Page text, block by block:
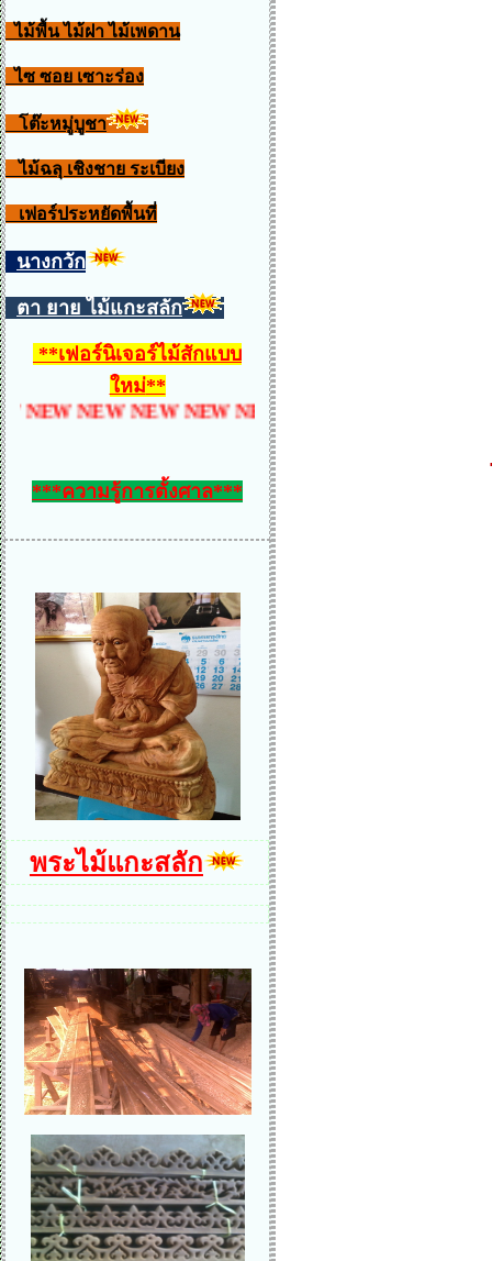
ไม้พื้น ไม้ฝา ไม้เพดาน
ไซ ซอย เซาะร่อง
โต๊ะหมู่บูชา
ไม้ฉลุ เชิงชาย ระเบียง
เฟอร์ประหยัดพื้นที่
นางกวัก
ตา ยาย ไม้แกะสลัก
**เฟอร์นิเจอร์ไม้สักแบบ
ใหม่**
NEW NEW NEW NEW NEW NEW NEW NEW
***ความรู้การตั้งศาล***
พระไม้แกะสลัก